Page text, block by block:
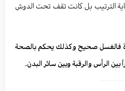
الترتيب بل كانت تقف تحت الدوش
فالغسل صحيح وكذلك يحكم بالصحة
الرأس والرقبة وبين سائر البدن.